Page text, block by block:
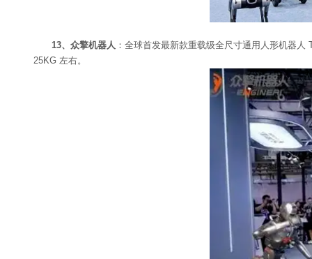
13、众擎机器人 ：全球首发最新款重载级全尺寸通用人形机器
25KG 左右。